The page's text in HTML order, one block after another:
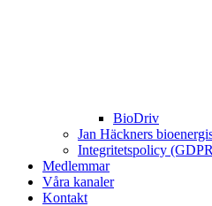
BioDriv
Jan Häckners
Integritetspolicy
Medlemmar
Våra kanaler
Kontakt